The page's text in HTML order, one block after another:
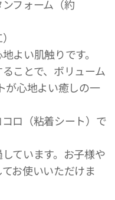
フォーム（約
よい肌触りです。
ことで、ボリューム
が心地よい癒しの一
ロ（粘着シート）で
ています。お子様や
お使いいただけま